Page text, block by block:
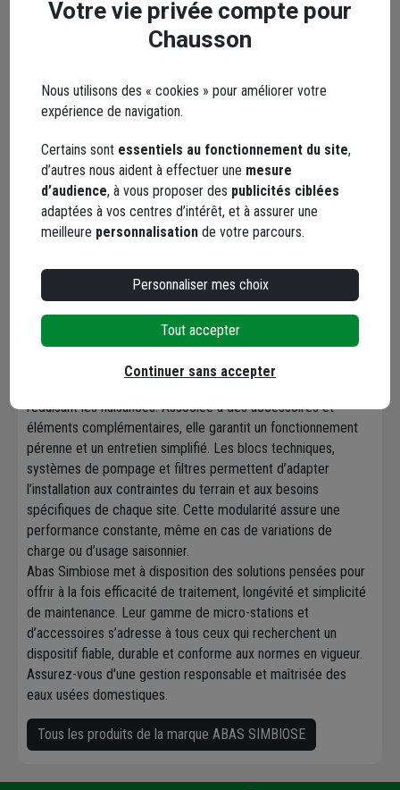
Marque ABAS SIMBIOSE
Abas Simbiose se spécialise dans la conception de solutions
destinées à l’assainissement non collectif, adaptées aux
habitations individuelles, aux collectivités et aux sites
professionnels. Les systèmes proposés visent à traiter
efficacement les eaux usées domestiques tout en respectant
conception compacte permet une intégration aisée même
dans des zones où le raccordement au tout-à-l’égout n’est
La micro-station d’épuration Abas constitue le cœur de cette
offre. Elle assure une épuration biologique de l’eau grâce à un
réduisant les nuisances. Associée à des accessoires et
éléments complémentaires, elle garantit un fonctionnement
pérenne et un entretien simplifié. Les blocs techniques,
systèmes de pompage et filtres permettent d’adapter
l’installation aux contraintes du terrain et aux besoins
spécifiques de chaque site. Cette modularité assure une
performance constante, même en cas de variations de
charge ou d’usage saisonnier.
Abas Simbiose met à disposition des solutions pensées pour
offrir à la fois efficacité de traitement, longévité et simplicité
de maintenance. Leur gamme de micro-stations et
d’accessoires s’adresse à tous ceux qui recherchent un
dispositif fiable, durable et conforme aux normes en vigueur.
Assurez-vous d'une gestion responsable et maîtrisée des
eaux usées domestiques.
Tous les produits de la marque ABAS SIMBIOSE
Votre vie privée compte pour
Chausson
Nous utilisons des « cookies » pour améliorer votre
expérience de navigation.
Certains sont essentiels au fonctionnement du site,
d’autres nous aident à effectuer une mesure
d’audience, à vous proposer des publicités ciblées
adaptées à vos centres d’intérêt, et à assurer une
meilleure personnalisation de votre parcours.
Personnaliser mes choix
Tout accepter
Continuer sans accepter